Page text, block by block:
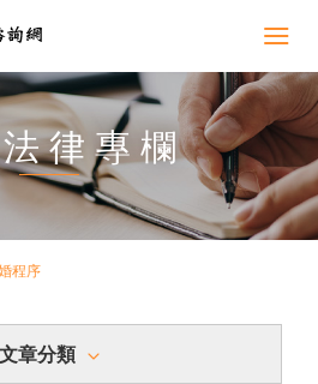
律專欄
程序
文章分類